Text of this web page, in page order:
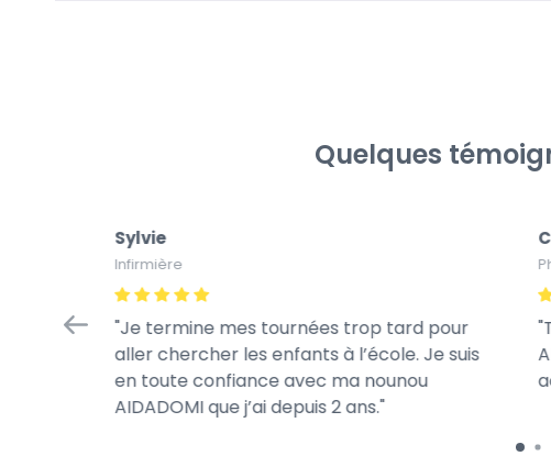
Quelques
Sylvie
Infirmière
Je termine mes tournées trop tard pour
aller chercher les enfants à l’école. Je suis
en toute confiance avec ma nounou
AIDADOMI que j’ai depuis 2 ans.